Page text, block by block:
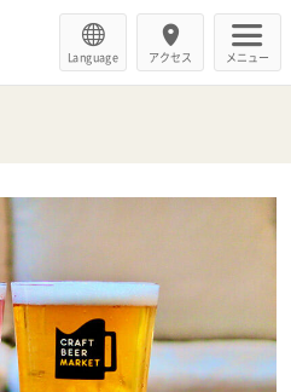
Language アクセス メニュー